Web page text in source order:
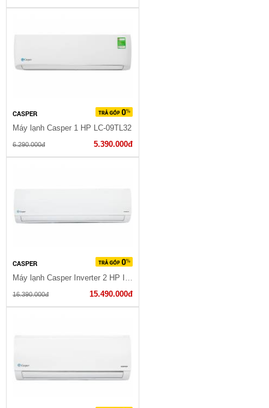
CASPER
Máy lạnh Casper 1 HP LC-09TL32
6.290.000đ 5.390.000đ
CASPER
Máy lạnh Casper Inverter 2 HP IC-18TL32
16.390.000đ 15.490.000đ